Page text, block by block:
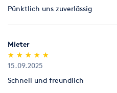
Legitimation
Als Neukunde bitten wir Sie
(Personalausweis).
Pünktlich uns zuverlässig
Mieter
(*)
★
★
(*) ★
★
(*) ★
★
(*) ★
★
(*) ★
★
15.09.2025
Schnell und freundlich